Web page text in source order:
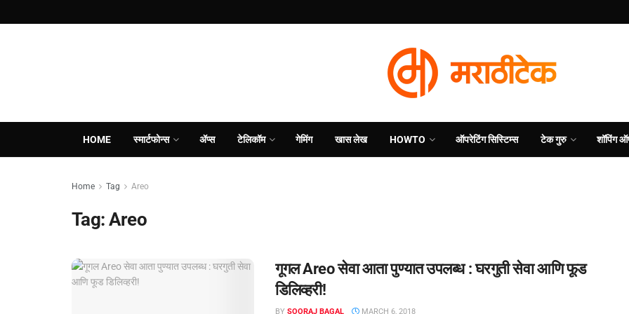
HOME स्मार्टफोन्स ॲप्स टेलिकॉम गेमिंग खास लेख HOWTO ऑपरेटिंग सिस्टिम्स टेक गुरु शॉपिंग
Home Tag Areo
Tag:Areo
गूगल Areo सेवा आता पुण्यात उपलब्ध : घरगुती सेवा आणि फूड
डिलिव्हरी!
BY SOORAJ BAGAL MARCH 6, 2018